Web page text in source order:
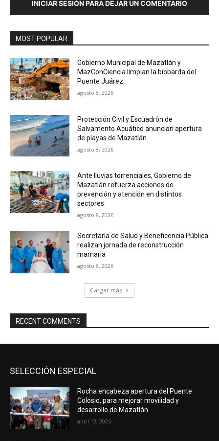
INICIAR SESIÓN PARA DEJAR UN COMENTARIO
MOST POPULAR
Gobierno Municipal de Mazatlán y
MazConCiencia limpian la biobarda del
Puente Juárez
agosto 8, 2026
Protección Civil y Escuadrón de
Salvamento Acuático anuncian apertura
de playas de Mazatlán
agosto 8, 2026
Ante lluvias torrenciales, Gobierno de
Mazatlán refuerza acciones de
prevención y atención en distintos
sectores
agosto 8, 2026
Secretaría de Salud y Beneficencia Pública
realizan jornada de reconstrucción
mamaria
agosto 8, 2026
Cargar más
RECENT COMMENTS
SELECCIÓN ESPECIAL
Rocha encabeza apertura del Puente
Colosio, para mejorar movilidad y
desarrollo de Mazatlán
abril 12, 2025